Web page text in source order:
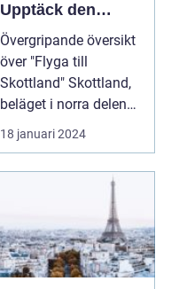
Upptäck den
magnifika naturen
och rika historien
Övergripande översikt
över "Flyga till
Skottland" Skottland,
beläget i norra delen
av Storbritannie...
18 januari 2024